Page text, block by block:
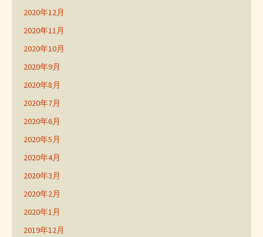
2020年12月
2020年11月
2020年10月
2020年9月
2020年8月
2020年7月
2020年6月
2020年5月
2020年4月
2020年3月
2020年2月
2020年1月
2019年12月